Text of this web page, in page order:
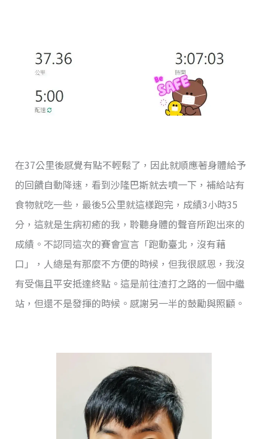
在37公里後感覺有點不輕鬆了，因此就順應著身體給予
的回饋自動降速，看到沙隆巴斯就去噴一下，補給站有
食物就吃一些，最後5公里就這樣跑完，成績3小時35
分，這就是生病初癒的我，聆聽身體的聲音所跑出來的
成績。不認同這次的賽會宣言「跑動臺北，沒有藉
口」，人總是有那麼不方便的時候，但我很感恩，我沒
有受傷且平安抵達終點。這是前往渣打之路的一個中繼
站，但還不是發揮的時候。感謝另一半的鼓勵與照顧。